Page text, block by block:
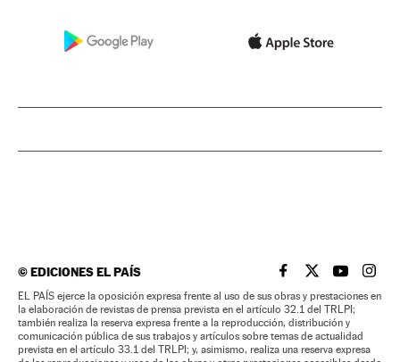
©EDICIONES EL PAÍS EL PAÍS BRASIL EN
EL PAÍSEL PAÍS
EL
EL PAÍS ejerce la oposición expresa frente al uso de sus obras y prestaciones en
la elaboración de revistas de prensa prevista en el artículo 32.1 del TRLPI;
también realiza la reserva expresa frente a la reproducción, distribución y
comunicación pública de sus trabajos y artículos sobre temas de actualidad
prevista en el artículo 33.1 del TRLPI; y, asimismo, realiza una reserva expresa